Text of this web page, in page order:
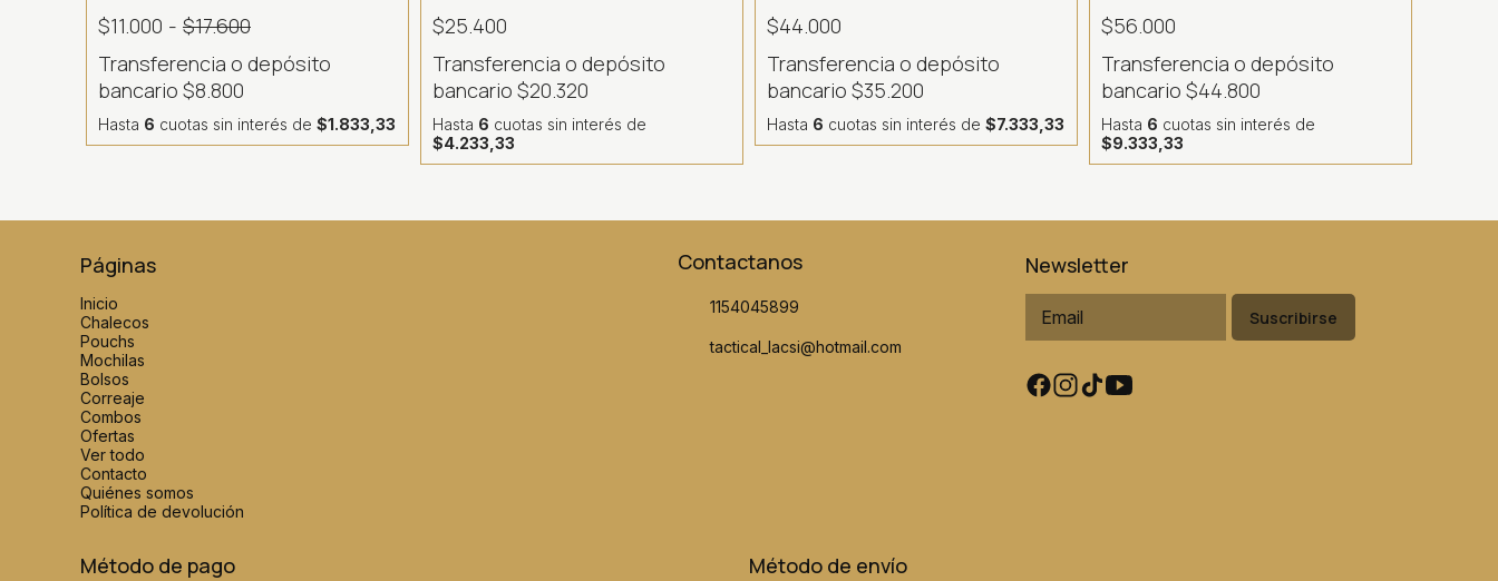
$11.000 - $17.600
Transferencia o depósito
bancario $8.800
Hasta 6 cuotas sin interés de $1.833,33
$25.400
Transferencia o depósito
bancario $20.320
Hasta 6 cuotas sin interés de
$4.233,33
$44.000
Transferencia o depósito
bancario $35.200
Hasta 6 cuotas sin interés de $7.333,33
$56.000
Transferencia o depósito
bancario $44.800
Hasta 6 cuotas sin interés de
$9.333,33
Páginas
Inicio
Chalecos
Pouchs
Mochilas
Bolsos
Correaje
Combos
Ofertas
Ver todo
Contacto
Quiénes somos
Política de devolución
Contactanos
1154045899
tactical_lacsi@hotmail.com
Newsletter
Suscribirse
Método de pago Método de envío